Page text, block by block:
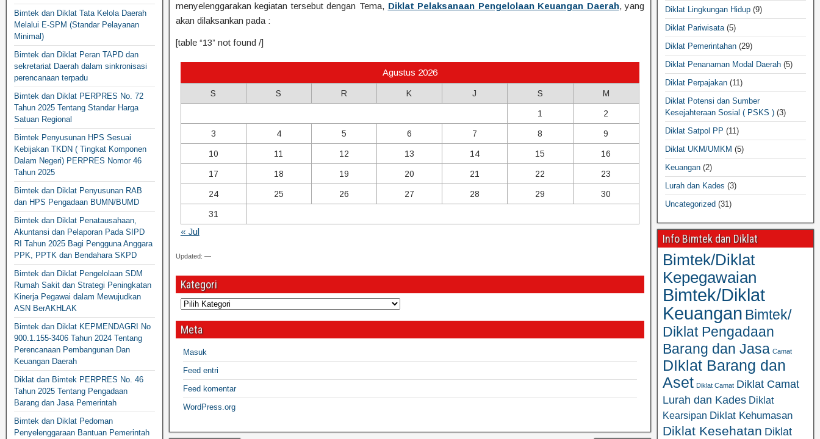
menyelenggarakan kegiatan tersebut dengan Tema, Diklat Pelaksanaan Pengelolaan Keuangan Daerah, yang
akan dilaksankan pada :
[table “13” not found /]
Agustus 2026
S S R K J S M
1 2
3 4 5 6 7 8 9
10 11 12 13 14 15 16
17 18 19 20 21 22 23
24 25 26 27 28 29 30
31
« Jul
Updated: —
Kategori
Meta
Masuk
Feed entri
Feed komentar
WordPress.org
Bimtek dan Diklat Tata Kelola Daerah
Melalui E-SPM (Standar Pelayanan
Minimal)
Bimtek dan Diklat Peran TAPD dan
sekretariat Daerah dalam sinkronisasi
perencanaan terpadu
Bimtek dan Diklat PERPRES No. 72
Tahun 2025 Tentang Standar Harga
Satuan Regional
Bimtek Penyusunan HPS Sesuai
Kebijakan TKDN ( Tingkat Komponen
Dalam Negeri) PERPRES Nomor 46
Tahun 2025
Bimtek dan Diklat Penyusunan RAB
dan HPS Pengadaan BUMN/BUMD
Bimtek dan Diklat Penatausahaan,
Akuntansi dan Pelaporan Pada SIPD
RI Tahun 2025 Bagi Pengguna Anggara
PPK, PPTK dan Bendahara SKPD
Bimtek dan Diklat Pengelolaan SDM
Rumah Sakit dan Strategi Peningkatan
Kinerja Pegawai dalam Mewujudkan
ASN BerAKHLAK
Bimtek dan Diklat KEPMENDAGRI No
900.1.155-3406 Tahun 2024 Tentang
Perencanaan Pembangunan Dan
Keuangan Daerah
Diklat dan Bimtek PERPRES No. 46
Tahun 2025 Tentang Pengadaan
Barang dan Jasa Pemerintah
Bimtek dan Diklat Pedoman
Penyelenggaraan Bantuan Pemerintah
Diklat Lingkungan Hidup (9)
Diklat Pariwisata(5)
Diklat Pemerintahan (29)
Diklat Penanaman Modal Daerah (5)
Diklat Perpajakan (11)
Diklat Potensi dan Sumber
Kesejahteraan Sosial ( PSKS ) (3)
Diklat Satpol PP (11)
Diklat UKM/UMKM (5)
Keuangan (2)
Lurah dan Kades (3)
Uncategorized (31)
Info Bimtek dan Diklat
Bimtek/Diklat
Kepegawaian
Bimtek/Diklat
Keuangan Bimtek/
Diklat Pengadaan
Barang dan Jasa Camat
DIklat Barang dan
Aset Diklat Camat Diklat Camat
Lurah dan Kades Diklat
Kearsipan Diklat Kehumasan
Diklat Kesehatan Diklat